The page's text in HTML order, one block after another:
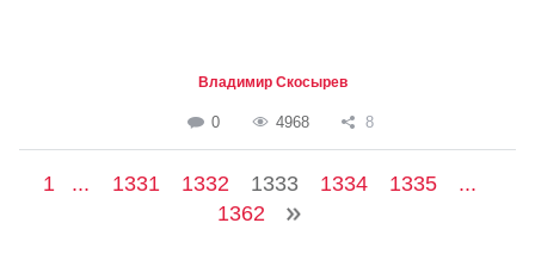
Владимир Скосырев
0 4968 8
1 ... 1331 1332 1333 1334 1335
...
1362